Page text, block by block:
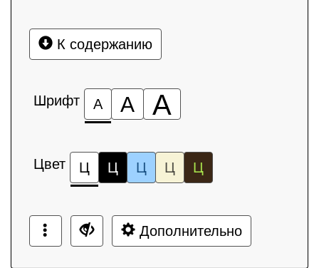
К содержанию
Шрифт А А А
Цвет Ц Ц Ц Ц Ц
Дополнительно